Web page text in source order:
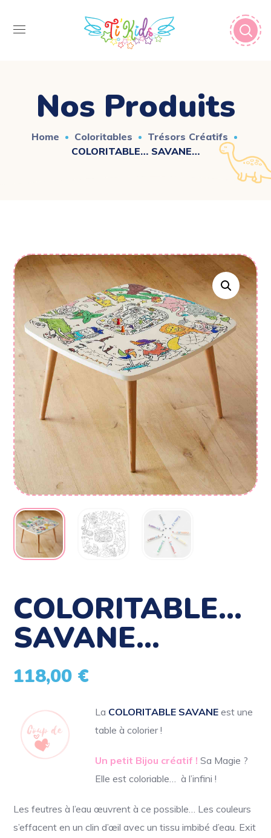
Nos Produits
Home Coloritables
Trésors Créatifs
COLORITABLE… SAVANE…
COLORITABLE…
SAVANE…
118,00 €
La COLORITABLE SAVANEest une
table à colorier !
Un petit Bijou créatif ! Sa Magie ?
Elle est coloriable… à l’infini !
Les feutres à l’eau œuvrent à ce possible… Les couleurs
s’effacent en un clin d’œil avec un tissu imbibé d’eau. Exit